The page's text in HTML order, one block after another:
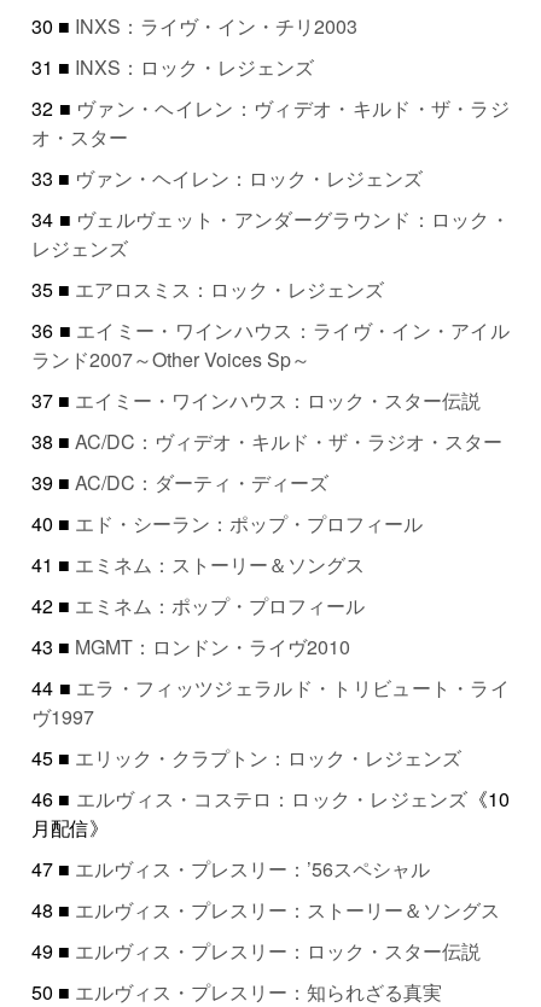
30 ■ INXS：ライヴ・イン・チリ2003
31 ■ INXS：ロック・レジェンズ
32 ■ ヴァン・ヘイレン：ヴィデオ・キルド・ザ・ラジ
オ・スター
33 ■ ヴァン・ヘイレン：ロック・レジェンズ
34 ■ ヴェルヴェット・アンダーグラウンド：ロック・
レジェンズ
35 ■ エアロスミス：ロック・レジェンズ
36 ■ エイミー・ワインハウス：ライヴ・イン・アイル
ランド2007～Other Voices Sp～
37 ■ エイミー・ワインハウス：ロック・スター伝説
38 ■AC/DC：ヴィデオ・キルド・ザ・ラジオ・スター
39 ■AC/DC：ダーティ・ディーズ
40 ■ エド・シーラン：ポップ・プロフィール
41 ■ エミネム：ストーリー＆ソングス
42 ■ エミネム：ポップ・プロフィール
43 ■ MGMT：ロンドン・ライヴ2010
44 ■ エラ・フィッツジェラルド・トリビュート・ライ
ヴ1997
45 ■ エリック・クラプトン：ロック・レジェンズ
46 ■ エルヴィス・コステロ：ロック・レジェンズ 《10
月配信》
47 ■ エルヴィス・プレスリー：’56スペシャル
48 ■ エルヴィス・プレスリー：ストーリー＆ソングス
49 ■ エルヴィス・プレスリー：ロック・スター伝説
50 ■ エルヴィス・プレスリー：知られざる真実